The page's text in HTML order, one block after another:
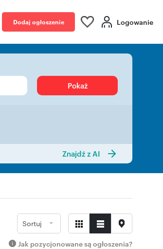
Dodaj ogłoszenie Logowanie
Pokaż
Znajdź z AI
Sortuj
Jak pozycjonowane są ogłoszenia?